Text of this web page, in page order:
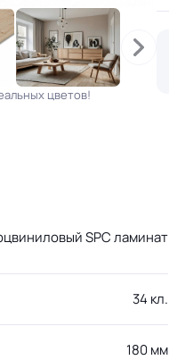
цветов!
SPC ламинат
34 кл.
180 мм